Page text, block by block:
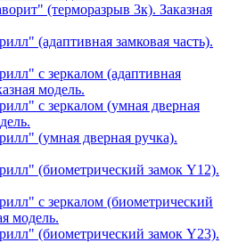
(терморазрыв 3к). Заказная
(адаптивная замковая часть).
с зеркалом (адаптивная
модель.
с зеркалом (умная дверная
(умная дверная ручка).
(биометрический замок Y12).
с зеркалом (биометрический
модель.
(биометрический замок Y23).